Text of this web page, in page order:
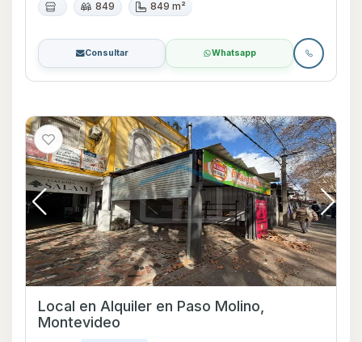
849 849 m²
Consultar Whatsapp
Local en Alquiler en Paso Molino,
Montevideo